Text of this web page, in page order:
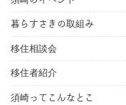
暮らすさきの取組み
移住相談会
移住者紹介
須崎ってこんなとこ